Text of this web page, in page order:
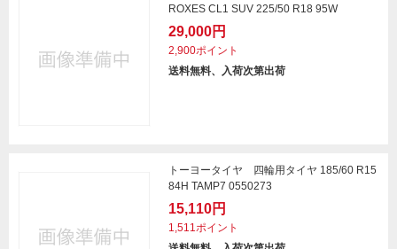
ROXES CL1 SUV 225/50 R18 95W
29,000円
2,900ポイント
送料無料、入荷次第出荷
トーヨータイヤ 四輪用タイヤ 185/60 R15
84H TAMP7 0550273
15,110円
1,511ポイント